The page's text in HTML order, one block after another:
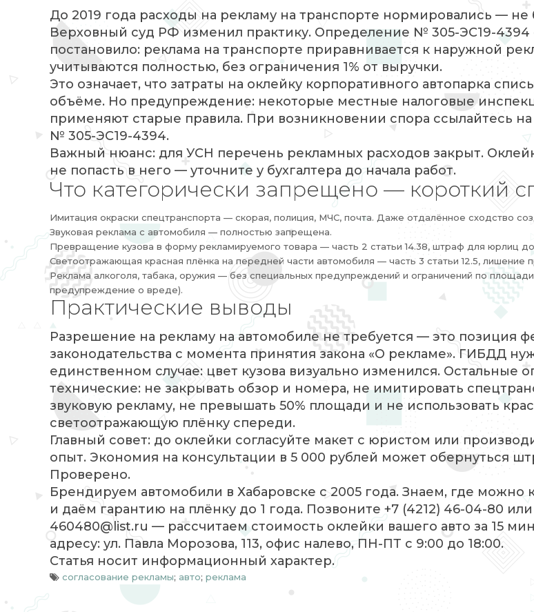
До 2019 года расходы на рекламу на транспорте нормировались — не
Верховный суд РФ изменил практику. Определение № 305-ЭС19-4394
постановило: реклама на транспорте приравнивается к наружной
учитываются полностью, без ограничения 1% от выручки.
Это означает, что затраты на оклейку корпоративного автопарка
объёме. Но предупреждение: некоторые местные налоговые
применяют старые правила. При возникновении спора ссылайтесь
№ 305-ЭС19-4394.
Важный нюанс: для УСН перечень рекламных расходов закрыт.
не попасть в него — уточните у бухгалтера до начала работ.
Что категорически запрещено — короткий
Имитация окраски спецтранспорта — скорая, полиция, МЧС, почта. Даже отдалённое сходство
Звуковая реклама с автомобиля — полностью запрещена.
Превращение кузова в форму рекламируемого товара — часть 2 статьи 14.38, штраф для юрлиц
Светоотражающая красная плёнка на передней части автомобиля — часть 3 статьи 12.5, лишение
Реклама алкоголя, табака, оружия — без специальных предупреждений и ограничений по
предупреждение о вреде).
Практические выводы
Разрешение на рекламу на автомобиле не требуется — это позиция
законодательства с момента принятия закона «О рекламе». ГИБДД
единственном случае: цвет кузова визуально изменился. Остальные
технические: не закрывать обзор и номера, не имитировать
звуковую рекламу, не превышать 50% площади и не использовать
светоотражающую плёнку спереди.
Главный совет: до оклейки согласуйте макет с юристом или
опыт. Экономия на консультации в 5 000 рублей может обернуться
Проверено.
Брендируем автомобили в Хабаровске с 2005 года. Знаем, где можно
и даём гарантию на плёнку до 1 года. Позвоните +7 (4212) 46-04-80
460480@list.ru — рассчитаем стоимость оклейки вашего авто за 15
адресу: ул. Павла Морозова, 113, офис налево, ПН-ПТ с 9:00 до 18:00.
Статья носит информационный характер.
согласование рекламы; авто; реклама